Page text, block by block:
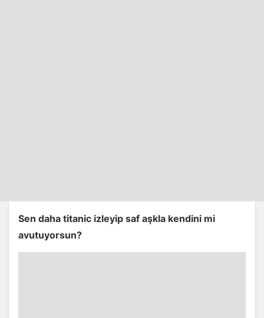
Sen daha titanic izleyip saf aşkla kendini mi
avutuyorsun?